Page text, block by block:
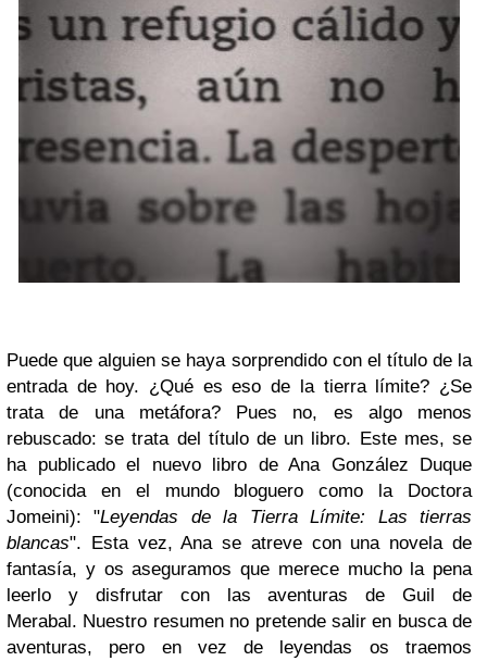
Puede que alguien se haya sorprendido con el título de la
entrada de hoy. ¿Qué es eso de la tierra límite? ¿Se
trata de una metáfora? Pues no, es algo menos
rebuscado: se trata del título de un libro. Este mes, se
ha publicado el nuevo libro de Ana González Duque
(conocida en el mundo bloguero como la Doctora
Jomeini): "Leyendas de la Tierra Límite: Las tierras
blancas". Esta vez, Ana se atreve con una novela de
fantasía, y os aseguramos que merece mucho la pena
leerlo y disfrutar con las aventuras de Guil de
Merabal. Nuestro resumen no pretende salir en busca de
aventuras, pero en vez de leyendas os traemos